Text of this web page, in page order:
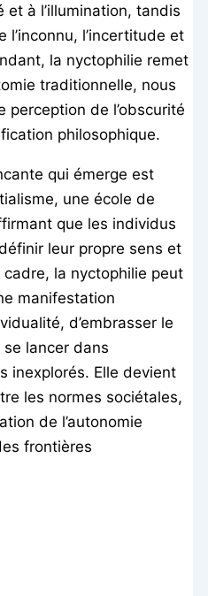
à l’illumination, tandis
l’inconnu, l’incertitude et
la nyctophilie remet
traditionnelle, nous
perception de l’obscurité
philosophique.
qui émerge est
une école de
que les individus
leur propre sens et
la nyctophilie peut
manifestation
d’embrasser le
lancer dans
inexplorés. Elle devient
les normes sociétales,
de l’autonomie
frontières